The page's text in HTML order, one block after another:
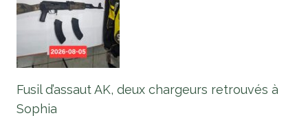
Fusil d’assaut AK, deux chargeurs retrouvés à
Sophia